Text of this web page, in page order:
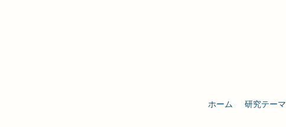
ホーム 研究テーマ